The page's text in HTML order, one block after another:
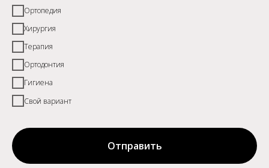
Ортопедия
Хирургия
Терапия
Ортодонтия
Гигиена
Свой вариант
Отправить